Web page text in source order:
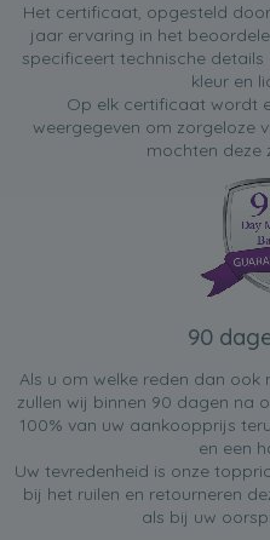
Het certificaat, opgesteld
jaar ervaring in het
specificeert technische
kleur en
Op elk certificaat wordt
weergegeven om zorgeloze
mochten deze
90
Als u om welke reden dan
zullen wij binnen 90 dagen na
100% van uw aankoopprijs
en een
Uw tevredenheid is onze
bij het ruilen en retourneren
als bij uw